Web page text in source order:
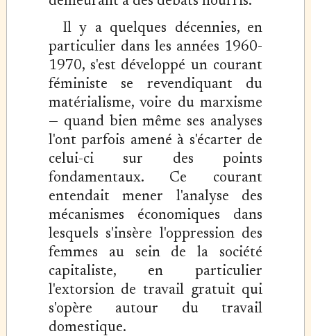
Il y a quelques décennies, en
particulier dans les années 1960-
1970, s'est développé un courant
féministe se revendiquant du
matérialisme, voire du marxisme
— quand bien même ses analyses
l'ont parfois amené à s'écarter de
celui-ci sur des points
fondamentaux. Ce courant
entendait mener l'analyse des
mécanismes économiques dans
lesquels s'insère l'oppression des
femmes au sein de la société
capitaliste, en particulier
l'extorsion de travail gratuit qui
s'opère autour du travail
domestique.